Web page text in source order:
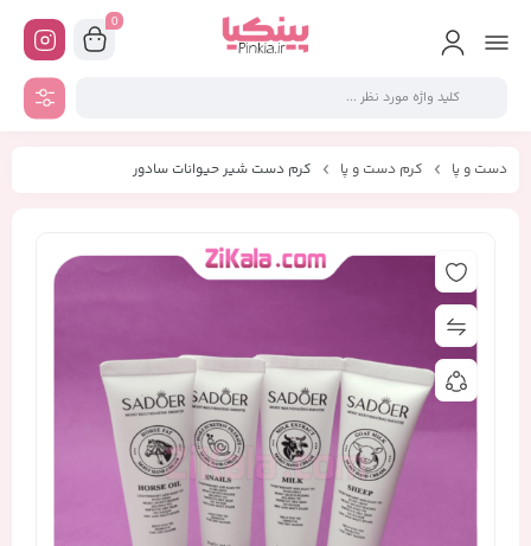
0
دست و پا کرم دست و پا کرم دست شیر حیوانات سادور